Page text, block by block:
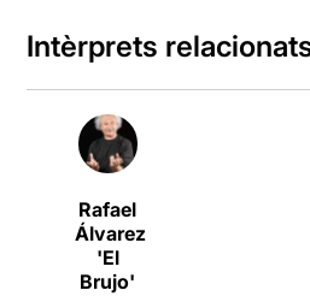
Intèrprets
Rafael
Álvarez
'El
Brujo'